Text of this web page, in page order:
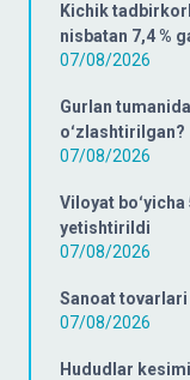
Kichik
nisbatan 7,4 %
07/08/2026
Gurlan
oʻzlashtirilgan?
07/08/2026
Viloyat
yetishtirildi
07/08/2026
Sanoat
07/08/2026
Hududlar